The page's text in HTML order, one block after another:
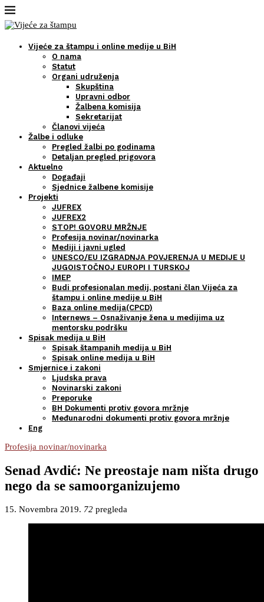
Vijeće za štampu i online medije u BiH
O nama
Statut
Organi udruženja
Skupština
Upravni odbor
Žalbena komisija
Sekretarijat
Članovi vijeća
Žalbe i odluke
Pregled žalbi po godinama
Detaljan pregled prigovora
Aktuelno
Događaji
Sjednice žalbene komisije
Projekti
JUFREX
JUFREX2
STOP! GOVORU MRŽNJE
Profesija novinar/novinarka
Mediji i javni ugled
UNESCO/EU IZGRADNJA POVJERENJA U MEDIJE U
JUGOISTOČNOJ EUROPI I TURSKOJ
IMEP
Budi profesionalan medij, postani član Vijeća za
štampu i online medije u BiH
Baza online medija(CPCD)
Internews – Osnaživanje žena u medijima uz
mentorsku podršku
Spisak medija u BiH
Spisak štampanih medija u BiH
Spisak online medija u BiH
Smjernice i zakoni
Ljudska prava
Novinarski zakoni
Preporuke
BH Dokumenti protiv govora mržnje
Međunarodni dokumenti protiv govora mržnje
Eng
Profesija novinar/novinarka
Senad Avdić: Ne preostaje nam ništa drugo
nego da se samoorganizujemo
15. Novembra 2019. 72 pregleda